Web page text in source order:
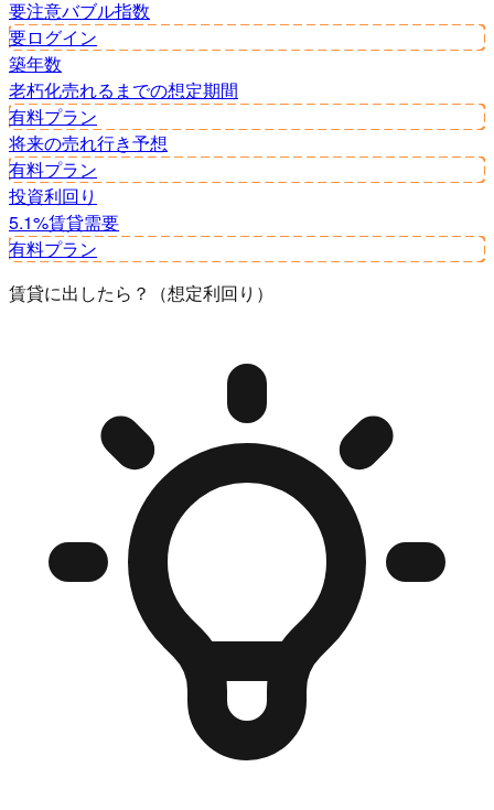
要注意バブル指数
要ログイン
築年数
老朽化売れるまでの想定期間
有料プラン
将来の売れ行き予想
有料プラン
投資利回り
5.1%賃貸需要
有料プラン
賃貸に出したら？（想定利回り）